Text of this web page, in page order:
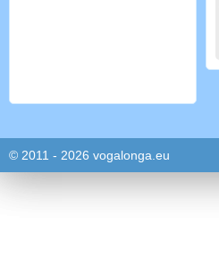
© 2011 - 2026 vogalonga.eu